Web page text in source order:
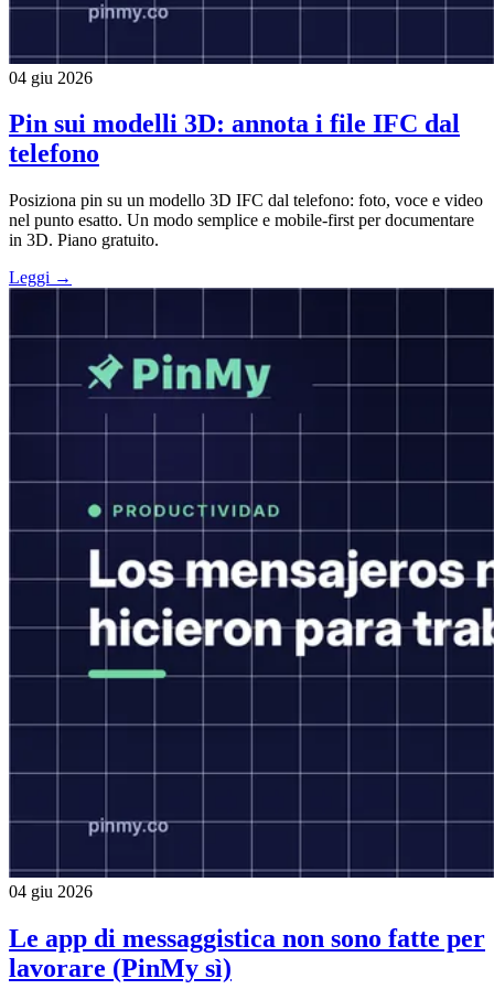
04 giu 2026
Pin sui modelli 3D: annota i file IFC dal
telefono
Posiziona pin su un modello 3D IFC dal telefono: foto, voce e video
nel punto esatto. Un modo semplice e mobile-first per documentare
in 3D. Piano gratuito.
Leggi →
04 giu 2026
Le app di messaggistica non sono fatte per
lavorare (PinMy sì)